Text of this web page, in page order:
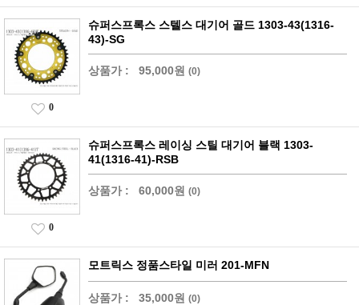
슈퍼스프록스 스텔스 대기어 골드 1303-43(1316-
43)-SG
상품가 : 95,000원 (0)
0
슈퍼스프록스 레이싱 스틸 대기어 블랙 1303-
41(1316-41)-RSB
상품가 : 60,000원 (0)
0
모트릭스 정품스타일 미러 201-MFN
상품가 : 35,000원 (0)